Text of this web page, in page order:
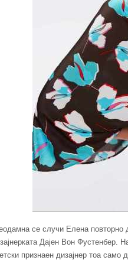
се случи Елена повторно
Дајен Вон Фустенбер.
признаен дизајнер тоа